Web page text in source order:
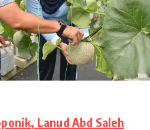
Lanud Abd Saleh